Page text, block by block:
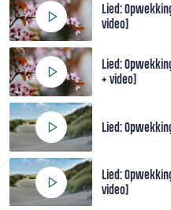
Lied:
video]
Lied:
+ video]
Lied:
Lied:
video]